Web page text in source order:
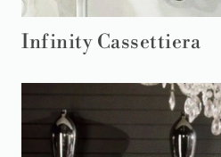
Infinity Cassettiera